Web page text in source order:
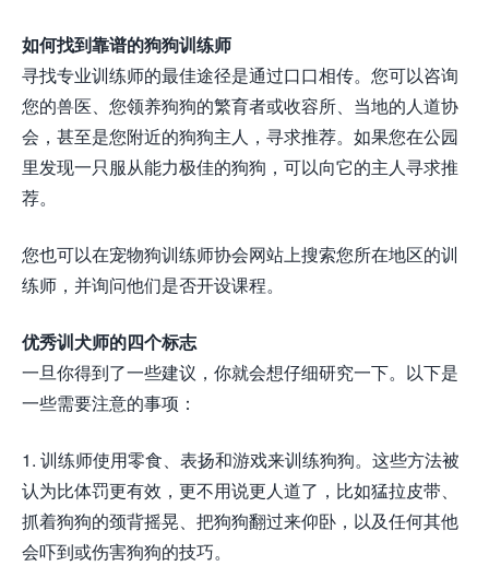
如何找到靠谱的狗狗训练师
寻找专业训练师的最佳途径是通过口口相传。您可以咨询
您的兽医、您领养狗狗的繁育者或收容所、当地的人道协
会，甚至是您附近的狗狗主人，寻求推荐。如果您在公园
里发现一只服从能力极佳的狗狗，可以向它的主人寻求推
荐。
您也可以在宠物狗训练师协会网站上搜索您所在地区的训
练师，并询问他们是否开设课程。
优秀训犬师的四个标志
一旦你得到了一些建议，你就会想仔细研究一下。以下是
一些需要注意的事项：
1. 训练师使用零食、表扬和游戏来训练狗狗。这些方法被
认为比体罚更有效，更不用说更人道了，比如猛拉皮带、
抓着狗狗的颈背摇晃、把狗狗翻过来仰卧，以及任何其他
会吓到或伤害狗狗的技巧。